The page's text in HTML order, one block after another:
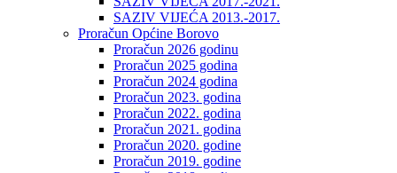
SAZIV VIJEĆA 2013.-2017.
Proračun Općine Borovo
Proračun 2026 godinu
Proračun 2025 godina
Proračun 2024 godina
Proračun 2023. godina
Proračun 2022. godina
Proračun 2021. godina
Proračun 2020. godine
Proračun 2019. godine